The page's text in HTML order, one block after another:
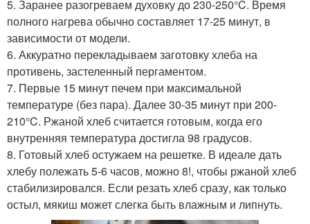
5. Заранее разогреваем духовку до 230-250°C. Время
полного нагрева обычно составляет 17-25 минут, в
зависимости от модели.
6. Аккуратно перекладываем заготовку хлеба на
противень, застеленный пергаментом.
7. Первые 15 минут печем при максимальной
температуре (без пара). Далее 30-35 минут при 200-
210°C. Ржаной хлеб считается готовым, когда его
внутренняя температура достигла 98 градусов.
8. Готовый хлеб остужаем на решетке. В идеале дать
хлебу полежать 5-6 часов, можно 8!, чтобы ржаной хлеб
стабилизировался. Если резать хлеб сразу, как только
остыл, мякиш может слегка быть влажным и липнуть.